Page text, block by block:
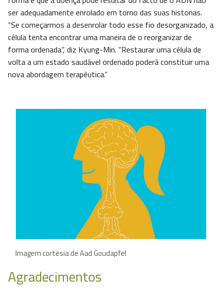
ser adequadamente enrolado em torno das suas histonas.
“Se começarmos a desenrolar todo esse fio desorganizado, a
célula tenta encontrar uma maneira de o reorganizar de
forma ordenada”, diz Kyung-Min. “Restaurar uma célula de
volta a um estado saudável ordenado poderá constituir uma
nova abordagem terapêutica.”
Imagem cortesia de Aad Goudapfel
Agradecimentos